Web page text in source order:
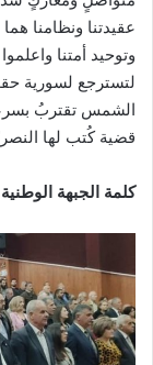
عقيدتنا ونظامنا
وتوحيد أمتنا
لتسترجع لسورية
الشمس تقتربُ بسرعة
قضية كُتب لها
كلمة الجبهة الوطنية